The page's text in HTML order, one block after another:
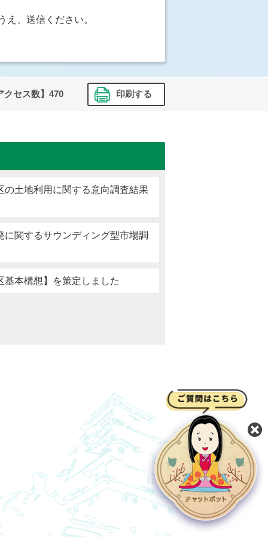
、送信ください。
クセス数】 470 印刷する
の土地利用に関する意向調査結果
関するサウンディング型市場調
本構想】を策定しました